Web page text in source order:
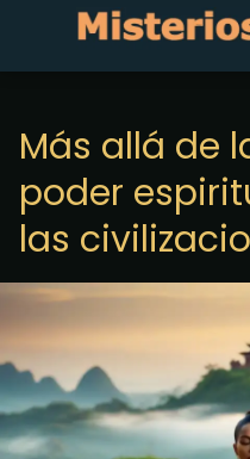
Más allá de
poder
las